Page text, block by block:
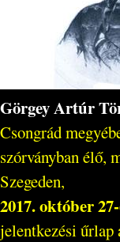
Görgey Artúr
Csongrád
szórványban élő,
Szegeden,
2017. október
jelentkezési űrlap